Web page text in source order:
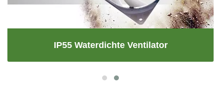
IP55 Waterdichte Ventilator